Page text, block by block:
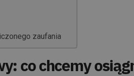
zaufania
co chcemy